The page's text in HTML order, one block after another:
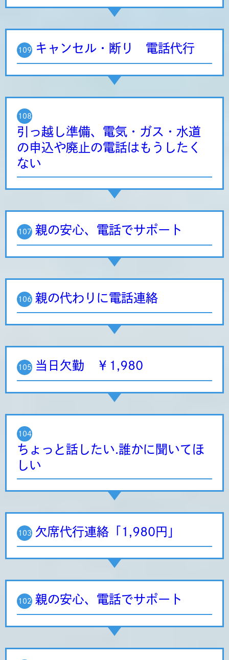
109 キャンセル・断り 電話代行
108
引っ越し準備、電気・ガス・水道
の申込や廃止の電話はもうしたく
ない
107 親の安心、電話でサポート
106 親の代わりに電話連絡
105 当日欠勤 ￥1,980
104
ちょっと話したい.誰かに聞いてほ
しい
103 欠席代行連絡「1,980円」
102 親の安心、電話でサポート